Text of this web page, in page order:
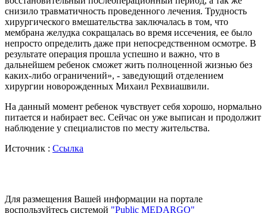
снизило травматичность проведенного лечения. Трудность
хирургического вмешательства заключалась в том, что
мембрана желудка сокращалась во время иссечения, ее было
непросто определить даже при непосредственном осмотре. В
результате операция прошла успешно и важно, что в
дальнейшем ребенок сможет жить полноценной жизнью без
каких-либо ограничений», - заведующий отделением
хирургии новорожденных Михаил Рехвиашвили.
На данный момент ребенок чувствует себя хорошо, нормально
питается и набирает вес. Сейчас он уже выписан и продолжит
наблюдение у специалистов по месту жительства.
Источник : Ссылка
Для размещения Вашей информации на портале
воспользуйтесь системой "Public MEDARGO"